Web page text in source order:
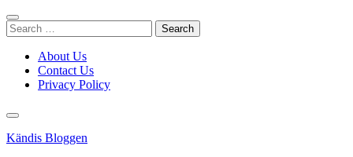
Skip
to
content
Search
for:
About Us
Contact Us
Privacy Policy
Kändis Bloggen